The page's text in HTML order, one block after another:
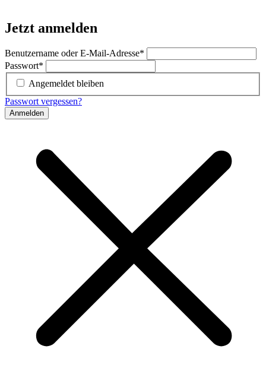
Jetzt anmelden
Benutzername oder E-Mail-Adresse*
Passwort*
Angemeldet bleiben
Passwort vergessen?
Anmelden